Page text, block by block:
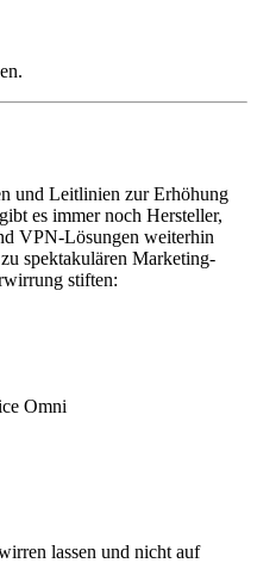
und Leitlinien zur Erhöhung
es immer noch Hersteller,
VPN-Lösungen weiterhin
spektakulären Marketing-
stiften:
Omni
lassen und nicht auf